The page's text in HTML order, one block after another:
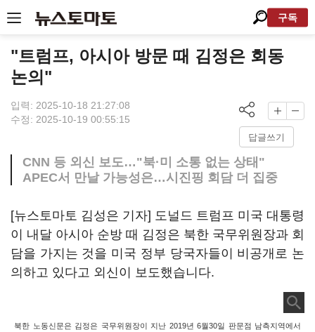
구독
"트럼프, 아시아 방문 때 김정은 회동
논의"
입력: 2025-10-18 21:27:08
수정: 2025-10-19 00:55:15
답글쓰기
CNN 등 외신 보도…"북·미 소통 없는 상태"
APEC서 만날 가능성은…시진핑 회담 더 집중
[뉴스토마토 김성은 기자] 도널드 트럼프 미국 대통령
이 내달 아시아 순방 때 김정은 북한 국무위원장과 회
담을 가지는 것을 미국 정부 당국자들이 비공개로 논
의하고 있다고 외신이 보도했습니다.
북한 노동신문은 김정은 국무위원장이 지난 2019년 6월30일 판문점 남측지역에서